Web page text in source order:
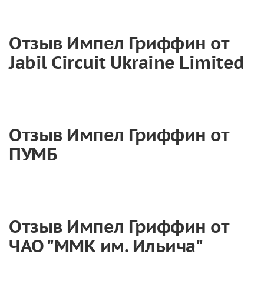
Отзыв Импел Гриффин от
Jabil Circuit Ukraine Limited
Отзыв Импел Гриффин от
ПУМБ
Отзыв Импел Гриффин от
ЧАО "ММК им. Ильича"